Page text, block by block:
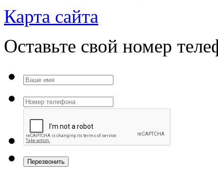
Карта сайта
Оставьте свой номер
Перезвонить